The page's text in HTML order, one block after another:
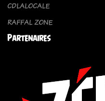
CDLALOCALE
RAFFAL ZONE
Partenaires